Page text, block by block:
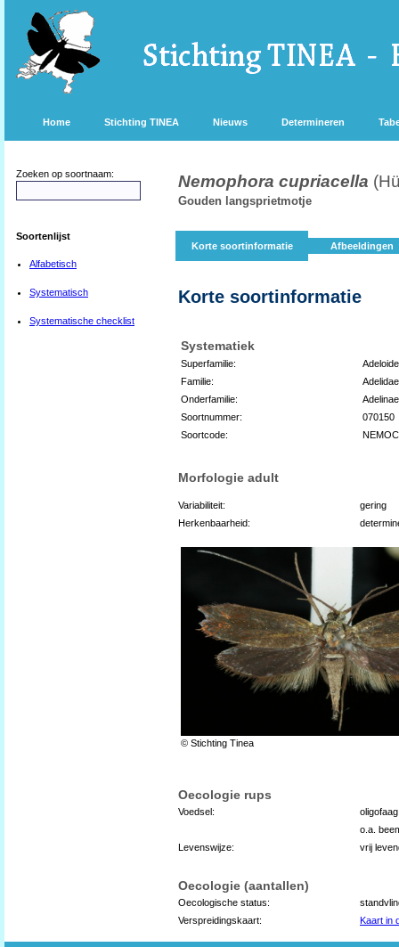
Home Stichting TINEA Nieuws Determineren
Zoeken op soortnaam:
Soortenlijst
Alfabetisch
Systematisch
Systematische checklist
Nemophora cupriacella
Gouden langsprietmotje
Korte soortinformatie Afbeeldingen
Korte soortinformatie
Systematiek
Superfamilie:
Familie:
Adelidae
Onderfamilie:
Adelinae
Soortnummer:
070150
Soortcode:
Morfologie adult
Variabiliteit:
gering
Herkenbaarheid:
© Stichting Tinea
Oecologie rups
Voedsel:
oligofaag
o.a.
Levenswijze:
vrij
Oecologie (aantallen)
Oecologische status:
Verspreidingskaart:
Kaart in